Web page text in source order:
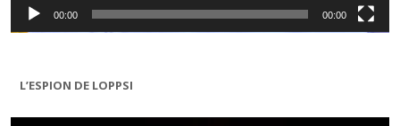
00:00 00:00
L’ESPION DE LOPPSI
Lecteur